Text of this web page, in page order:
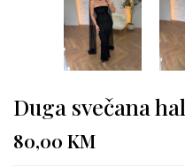
Duga svečana
80,00 KM